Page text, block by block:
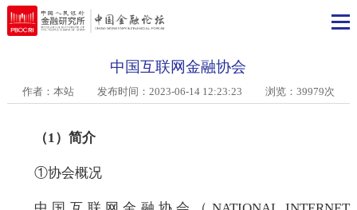
中国互联网金融协会
作者：本站发布时间：2023-06-14 12:23:23 浏览：39979次
（1）简介
①协会概况